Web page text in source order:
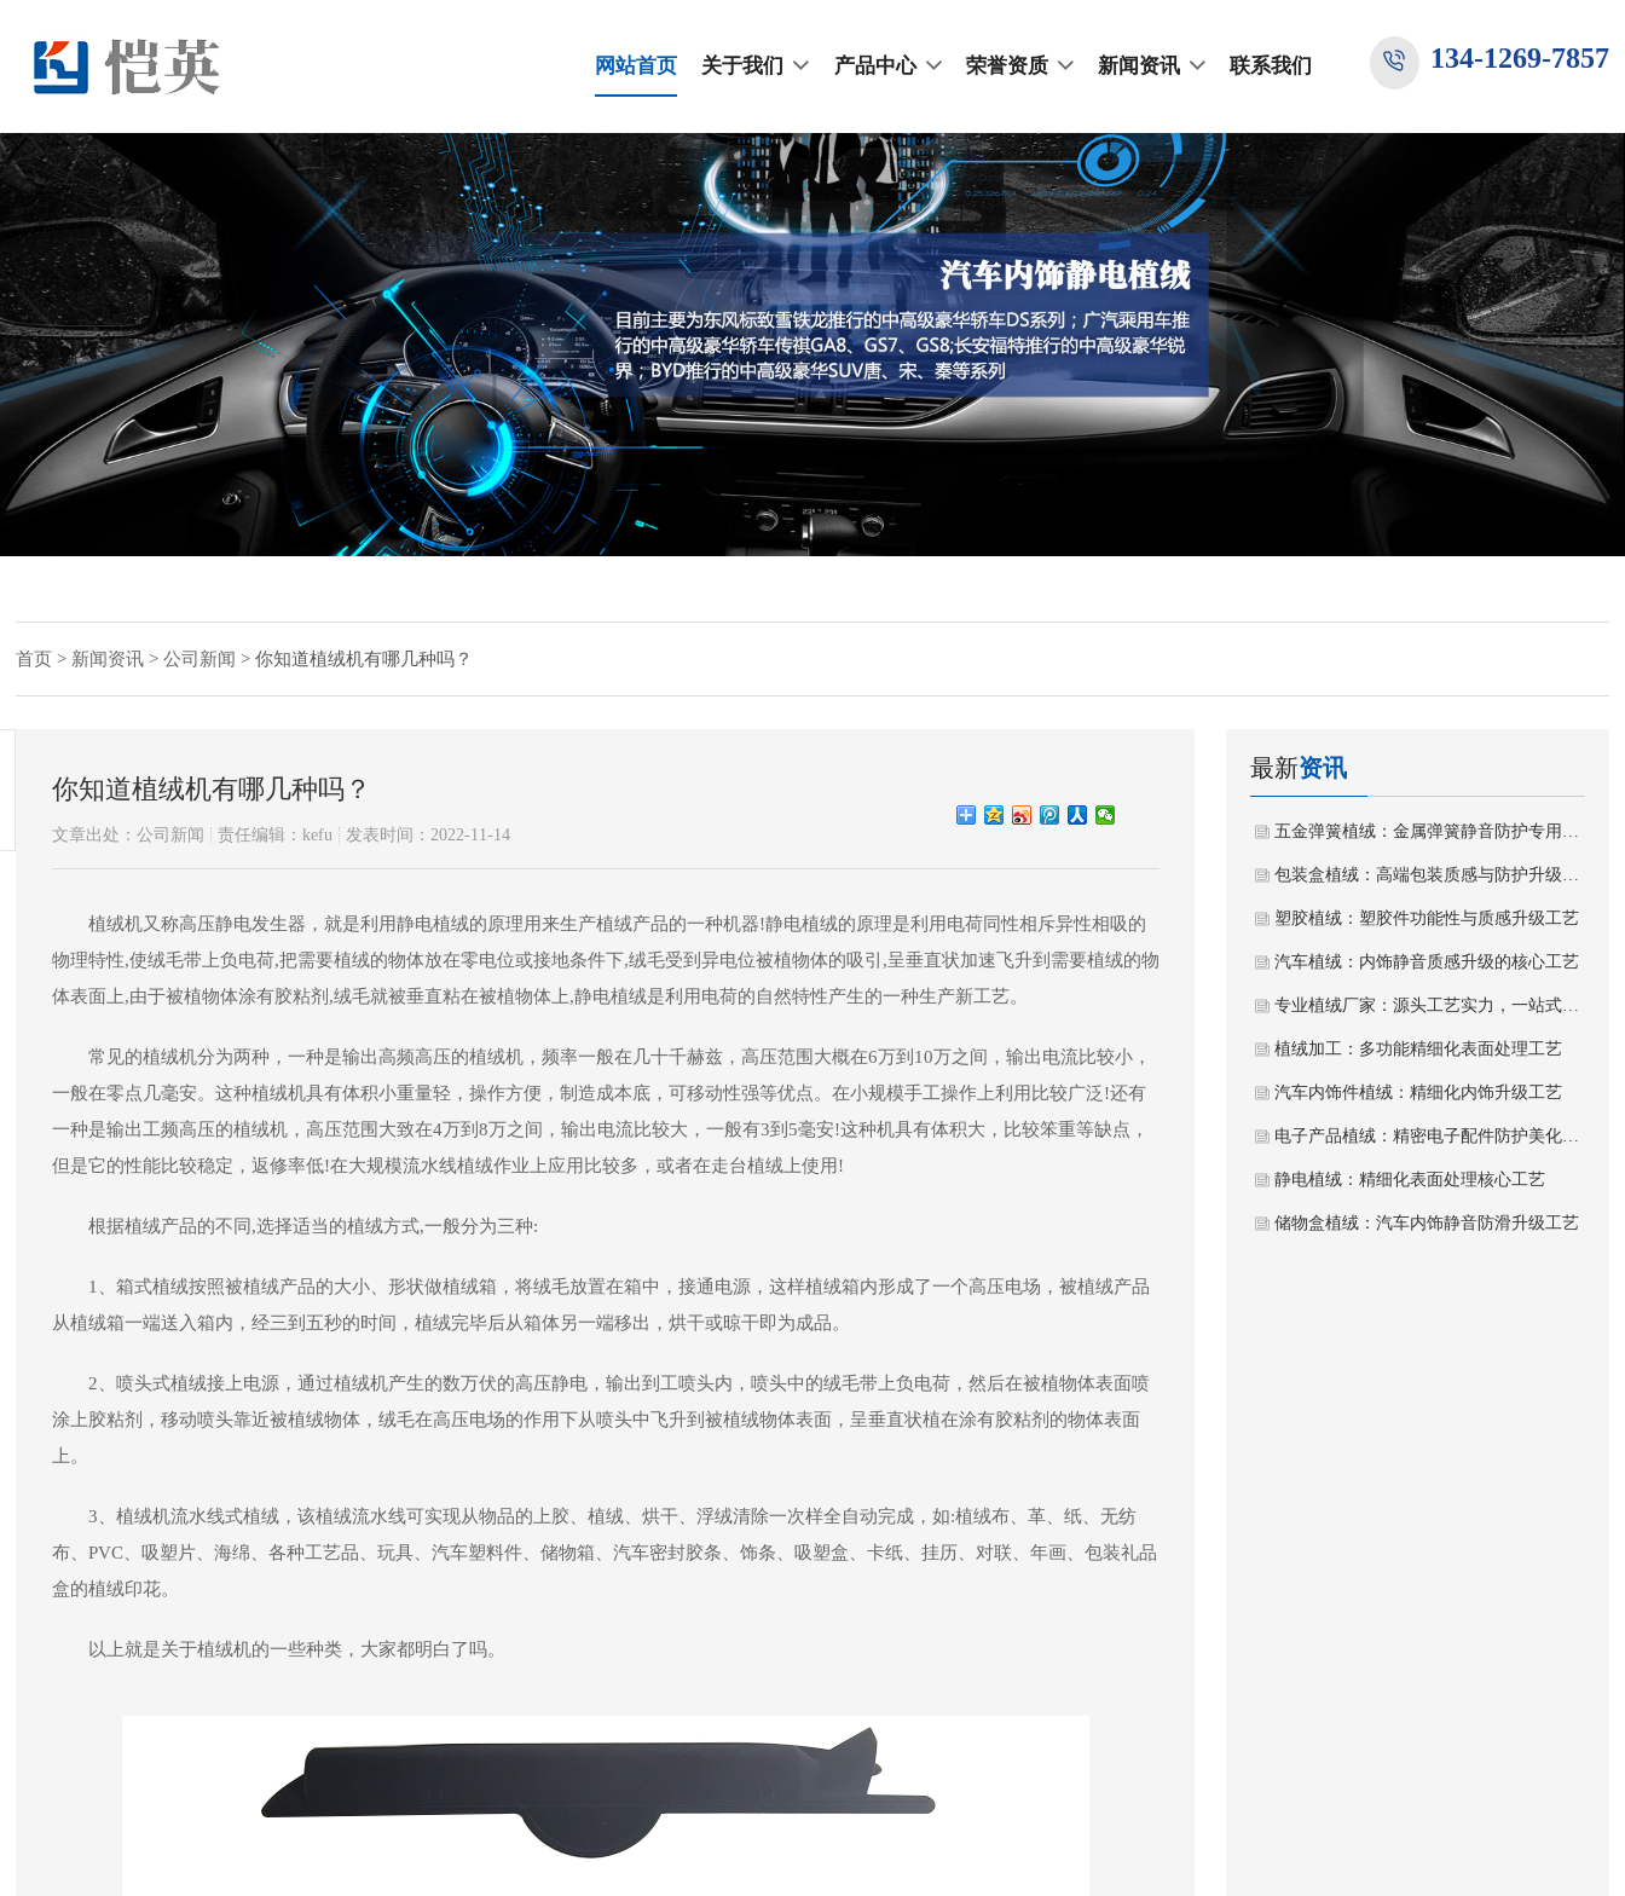
网站首页 关于我们 产品中心 荣誉资质 新闻资讯 联系我们 134-1269-7857
首页 > 新闻资讯 >公司新闻 >你知道植绒机有哪几种吗？
你知道植绒机有哪几种吗？
文章出处：公司新闻 责任编辑：kefu 发表时间：2022-11-14
植绒机又称高压静电发生器，就是利用静电植绒的原理用来生产植绒产品的一种机器!静电植绒的原理是利用电荷同性相斥异性相吸的
物理特性,使绒毛带上负电荷,把需要植绒的物体放在零电位或接地条件下,绒毛受到异电位被植物体的吸引,呈垂直状加速飞升到需要植绒的物
体表面上,由于被植物体涂有胶粘剂,绒毛就被垂直粘在被植物体上,静电植绒是利用电荷的自然特性产生的一种生产新工艺。
常见的植绒机分为两种，一种是输出高频高压的植绒机，频率一般在几十千赫兹，高压范围大概在6万到10万之间，输出电流比较小，
一般在零点几毫安。这种植绒机具有体积小重量轻，操作方便，制造成本底，可移动性强等优点。在小规模手工操作上利用比较广泛!还有
一种是输出工频高压的植绒机，高压范围大致在4万到8万之间，输出电流比较大，一般有3到5毫安!这种机具有体积大，比较笨重等缺点，
但是它的性能比较稳定，返修率低!在大规模流水线植绒作业上应用比较多，或者在走台植绒上使用!
根据植绒产品的不同,选择适当的植绒方式,一般分为三种:
1、箱式植绒按照被植绒产品的大小、形状做植绒箱，将绒毛放置在箱中，接通电源，这样植绒箱内形成了一个高压电场，被植绒产品
从植绒箱一端送入箱内，经三到五秒的时间，植绒完毕后从箱体另一端移出，烘干或晾干即为成品。
2、喷头式植绒接上电源，通过植绒机产生的数万伏的高压静电，输出到工喷头内，喷头中的绒毛带上负电荷，然后在被植物体表面喷
涂上胶粘剂，移动喷头靠近被植绒物体，绒毛在高压电场的作用下从喷头中飞升到被植绒物体表面，呈垂直状植在涂有胶粘剂的物体表面
上。
3、植绒机流水线式植绒，该植绒流水线可实现从物品的上胶、植绒、烘干、浮绒清除一次样全自动完成，如:植绒布、革、纸、无纺
布、PVC、吸塑片、海绵、各种工艺品、玩具、汽车塑料件、储物箱、汽车密封胶条、饰条、吸塑盒、卡纸、挂历、对联、年画、包装礼品
盒的植绒印花。
以上就是关于植绒机的一些种类，大家都明白了吗。
最新资讯
五金弹簧植绒：金属弹簧静音防护专用植绒工艺
包装盒植绒：高端包装质感与防护升级工艺
塑胶植绒：塑胶件功能性与质感升级工艺
汽车植绒：内饰静音质感升级的核心工艺
专业植绒厂家：源头工艺实力，一站式植绒加工服务
植绒加工：多功能精细化表面处理工艺
汽车内饰件植绒：精细化内饰升级工艺
电子产品植绒：精密电子配件防护美化工艺
静电植绒：精细化表面处理核心工艺
储物盒植绒：汽车内饰静音防滑升级工艺